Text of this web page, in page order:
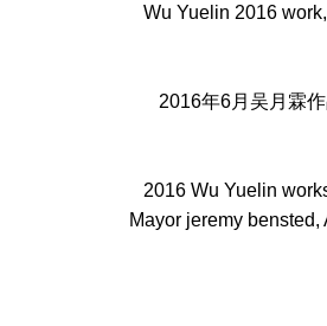
Wu Yuelin 2016
2016年6月吴月霖
2016 Wu Yuelin
Mayor jeremy